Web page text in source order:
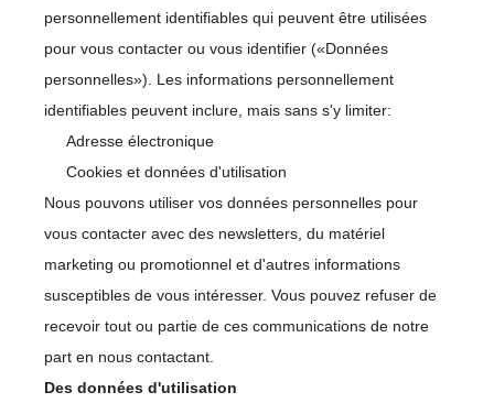
personnellement identifiables qui peuvent être utilisées
pour vous contacter ou vous identifier («Données
personnelles»). Les informations personnellement
identifiables peuvent inclure, mais sans s'y limiter:
Adresse électronique
Cookies et données d'utilisation
Nous pouvons utiliser vos données personnelles pour
vous contacter avec des newsletters, du matériel
marketing ou promotionnel et d'autres informations
susceptibles de vous intéresser. Vous pouvez refuser de
recevoir tout ou partie de ces communications de notre
part en nous contactant.
Des données d'utilisation